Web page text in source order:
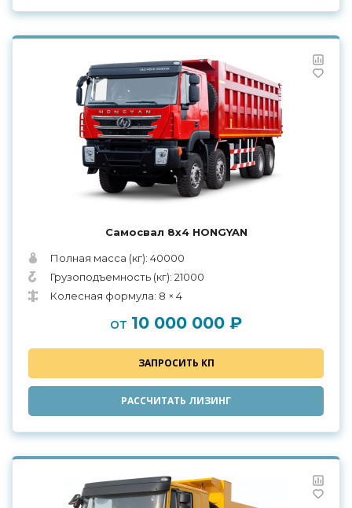
Самосвал 8х4 HONGYAN
Полная масса (кг): 40000
Грузоподъемность (кг): 21000
Колесная формула: 8 × 4
от 10 000 000 ₽
ЗАПРОСИТЬ КП
РАССЧИТАТЬ ЛИЗИНГ